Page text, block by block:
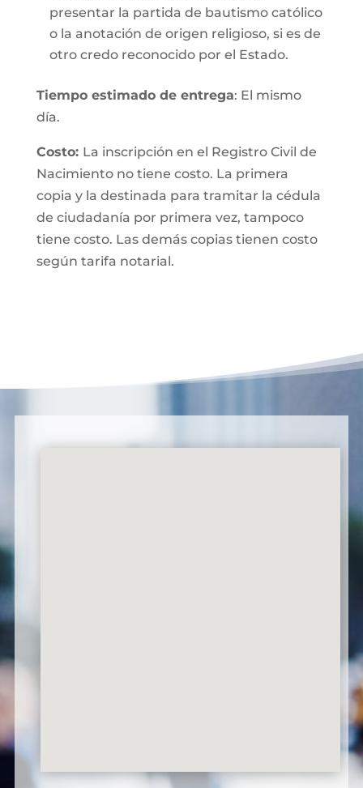
presentar la partida de bautismo católico
o la anotación de origen religioso, si es de
otro credo reconocido por el Estado.
Tiempo estimado de entrega: El mismo
día.
Costo: La inscripción en el Registro Civil de
Nacimiento no tiene costo. La primera
copia y la destinada para tramitar la cédula
de ciudadanía por primera vez, tampoco
tiene costo. Las demás copias tienen costo
según tarifa notarial.